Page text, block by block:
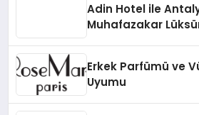
Adin Hotel ile
Muhafazakar
Erkek Parfümü ve
Uyumu